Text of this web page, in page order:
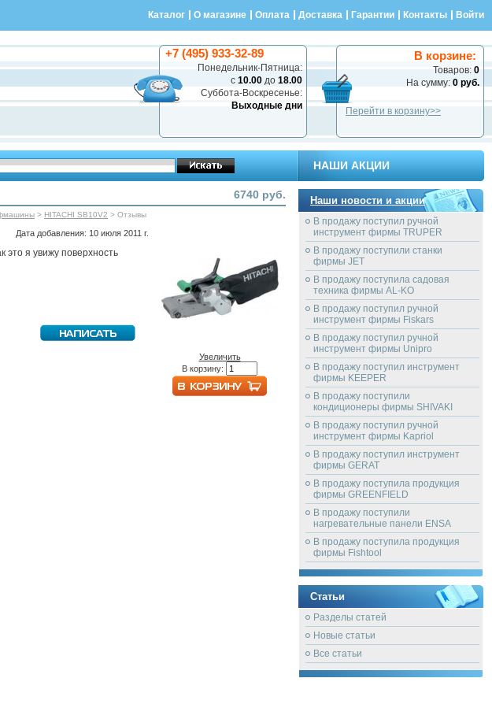
Каталог О магазине Оплата Доставка Гарантии Контакты Войти
В корзине:
Товаров: 0
На сумму: 0 руб.
Перейти в корзину>>
+7 (495) 933-32-89
Понедельник-Пятница:
с 10.00 до 18.00
Суббота-Воскресенье:
Выходные дни
НАШИ АКЦИИ
6740 руб.
> HITACHI SB10V2 > Отзывы
Дата добавления: 10 июля 2011 г.
я увижу поверхность
Увеличить
В корзину:
Наши новости и акции
В продажу поступил ручной
инструмент фирмы TRUPER
В продажу поступили станки
фирмы JET
В продажу поступила садовая
техника фирмы AL-KO
В продажу поступил ручной
инструмент фирмы Fiskars
В продажу поступил ручной
инструмент фирмы Unipro
В продажу поступил инструмент
фирмы KEEPER
В продажу поступили
кондиционеры фирмы SHIVAKI
В продажу поступил ручной
инструмент фирмы Kapriol
В продажу поступил инструмент
фирмы GERAT
В продажу поступила продукция
фирмы GREENFIELD
В продажу поступили
нагревательные панели ENSA
В продажу поступила продукция
фирмы Fishtool
Статьи
Разделы статей
Новые статьи
Все статьи